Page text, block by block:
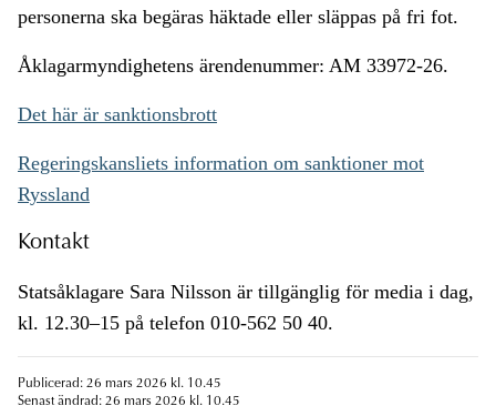
personerna ska begäras häktade eller släppas på fri fot.
Åklagarmyndighetens ärendenummer: AM 33972-26.
Det här är sanktionsbrott
Regeringskansliets information om sanktioner mot
Ryssland
Kontakt
Statsåklagare Sara Nilsson är tillgänglig för media i dag,
kl. 12.30–15 på telefon 010-562 50 40.
Publicerad: 26 mars 2026 kl. 10.45
Senast ändrad: 26 mars 2026 kl. 10.45